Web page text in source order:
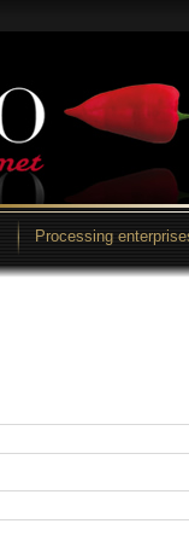
Processing